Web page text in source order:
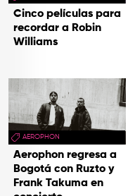
Cinco películas para
recordar a Robin
Williams
AEROPHON
Aerophon regresa a
Bogotá con Ruzto y
Frank Takuma en